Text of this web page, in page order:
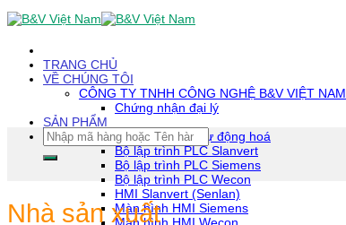
Skip
To
(tạm
dịch)
TRANG CHỦ
VỀ CHÚNG TÔI
CÔNG TY TNHH CÔNG NGHỆ B&V VIỆT NAM
Chứng nhận đại lý
SẢN PHẨM
Thiết bị tự động hoá
Bộ lập trình PLC Slanvert
Bộ lập trình PLC Siemens
Bộ lập trình PLC Wecon
HMI Slanvert (Senlan)
Màn hình HMI Siemens
Màn hình HMI Wecon
Tìm
kiếm:
Nhà sản xuất